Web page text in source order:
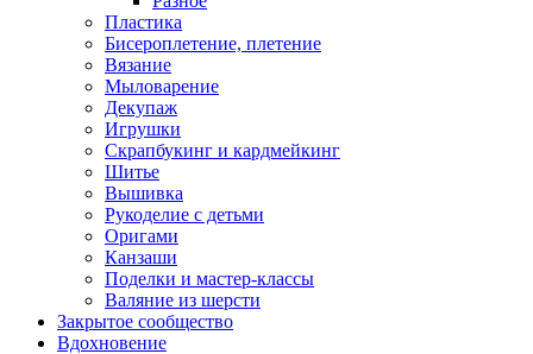
Пластика
Бисероплетение, плетение
Вязание
Мыловарение
Декупаж
Игрушки
Скрапбукинг и кардмейкинг
Шитье
Вышивка
Рукоделие с детьми
Оригами
Канзаши
Поделки и мастер-классы
Валяние из шерсти
Закрытое сообщество
Вдохновение